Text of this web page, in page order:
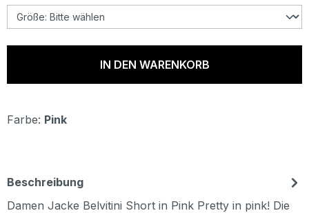
IN DEN WARENKORB
Farbe: Pink
Beschreibung
Damen Jacke Belvitini Short in Pink Pretty in pink! Die